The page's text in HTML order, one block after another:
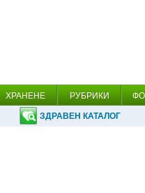
ХРАНЕНЕ РУБРИКИ
ЗДРАВЕН КАТАЛОГ